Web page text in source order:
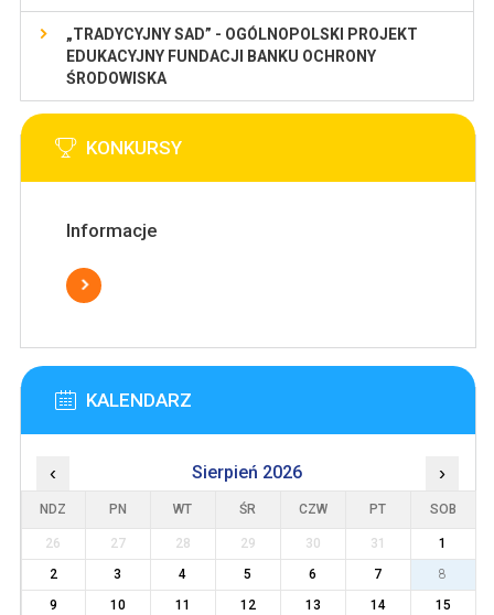
„TRADYCYJNY SAD” - OGÓLNOPOLSKI PROJEKT
EDUKACYJNY FUNDACJI BANKU OCHRONY
ŚRODOWISKA
KONKURSY
Informacje
KALENDARZ
‹ Sierpień 2026 ›
NDZ PN WT ŚR CZW PT SOB
26 27 28 29 30 31
1
2
3 4 5 6 7
8
9
10 11 12 13 14
15